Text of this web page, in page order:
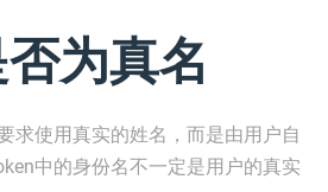
为真名
求使用真实的姓名，而是由用户自
中的身份名不一定是用户的真实